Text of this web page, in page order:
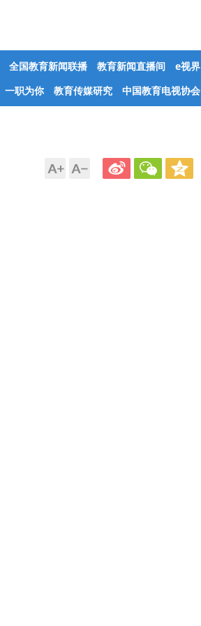
全国教育新闻联播 教育新闻直播间 e视界
一职为你 教育传媒研究 中国教育电视协会